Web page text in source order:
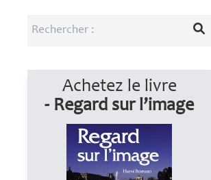
Achetez le livre
- Regard sur l’image